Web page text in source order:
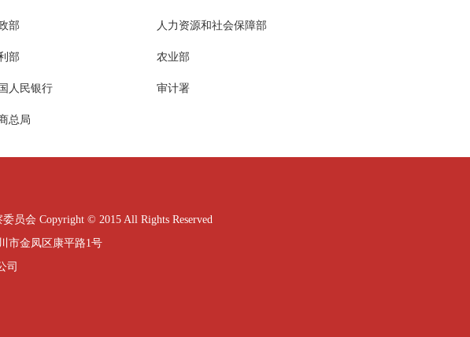
部 人力资源和社会保障部
部 农业部
人民银行 审计署
总局
员会 Copyright © 2015 All Rights Reserved
市金凤区康平路1号
司